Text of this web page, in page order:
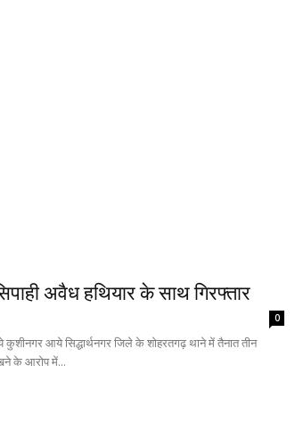
अवैध हथियार के साथ गिरफ्तार
0
आये सिद्धार्थनगर जिले के शोहरतगढ़ थाने में तैनात तीन
के आरोप में...